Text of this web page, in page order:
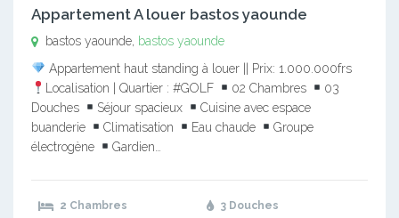
Appartement A louer bastos yaounde
bastos yaounde, bastos yaounde
Appartement haut standing à louer || Prix: 1.000.000frs
Localisation | Quartier : #GOLF
02 Chambres
03
Douches
Séjour spacieux
Cuisine avec espace
buanderie
Climatisation Eau chaude
Groupe
électrogène
Gardien…
2 Chambres 3 Douches